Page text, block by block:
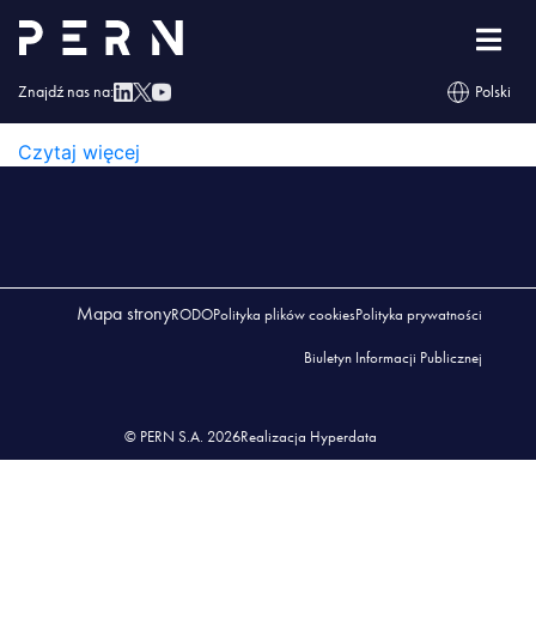
Znajdź nas na: Polski
Znak_SARMATIA_250
Czytaj więcej
Mapa stronyRODOPolityka plików cookiesPolityka prywatności
Biuletyn Informacji Publicznej
© PERN S.A. 2026Realizacja Hyperdata